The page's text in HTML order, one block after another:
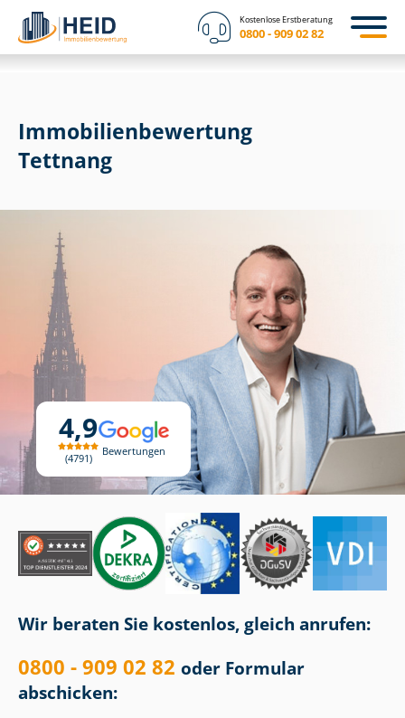
Kostenlose Erstberatung
0800 - 909 02 82
4,9
4791
Bewertungen
Immobilien­bewertung
Tettnang
Wir beraten Sie kostenlos, gleich anrufen:
0800 - 909 02 82 oder Formular
abschicken: